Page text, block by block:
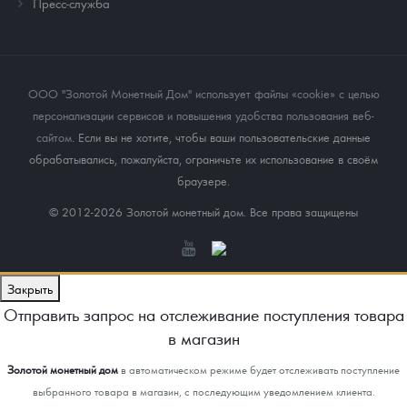
ООО "Золотой Монетный Дом" использует файлы «cookie» с целью
персонализации сервисов и повышения удобства пользования веб-
сайтом . Если вы не хотите, чтобы ваши пользовательские данные
обрабатывались, пожалуйста, ограничьте их использование в своём
браузере.
© 2012-2026 Золотой монетный дом. Все права защищены
Закрыть
Отправить запрос на отслеживание поступления товара
в магазин
Золотой монетный домв автоматическом режиме будет отслеживать поступление
выбранного товара в магазин, с последующим уведомлением клиента.